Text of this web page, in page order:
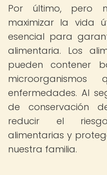
Por último, pero
maximizar la vida
esencial para
alimentaria. Los
pueden contener
enfermedades. Al
de conservación
reducir el
alimentarias y
nuestra familia.